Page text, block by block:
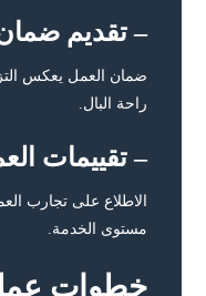
– تقديم ضمان
ضمان العمل يعكس
راحة البال.
– تقييمات
الاطلاع على تجارب
مستوى الخدمة.
خطوات